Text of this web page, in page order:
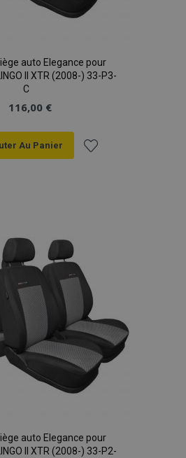
auto Elegance pour
II XTR (2008-) 33-P3-
C
116,00 €
Au Panier
auto Elegance pour
II XTR (2008-) 33-P2-